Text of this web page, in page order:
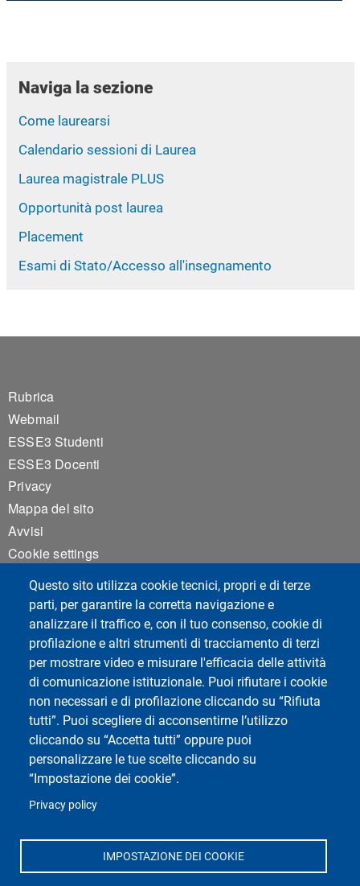
Questo sito utilizza cookie tecnici, propri e di terze
parti, per garantire la corretta navigazione e
analizzare il traffico e, con il tuo consenso, cookie di
profilazione e altri strumenti di tracciamento di terzi
per mostrare video e misurare l'efficacia delle attività
di comunicazione istituzionale. Puoi rifiutare i cookie
non necessari e di profilazione cliccando su “Rifiuta
tutti”. Puoi scegliere di acconsentirne l’utilizzo
cliccando su “Accetta tutti” oppure puoi
personalizzare le tue scelte cliccando su
“Impostazione dei cookie”.
Privacy policy
IMPOSTAZIONE DEI COOKIE
Naviga la sezione
Come laurearsi
Calendario sessioni di Laurea
Laurea magistrale PLUS
Opportunità post laurea
Placement
Esami di Stato/Accesso all'insegnamento
Footer 1
Rubrica
Webmail
ESSE3 Studenti
ESSE3 Docenti
Privacy
Mappa del sito
Avvisi
Cookie settings
Social del corso di laurea
Università di Pavia
Social di Ateneo